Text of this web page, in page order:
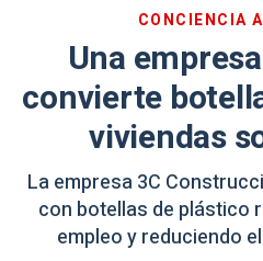
CONCIENCIA
Una
convierte
viviendas
La empresa 3C
con botellas de plástico
empleo y reduciendo